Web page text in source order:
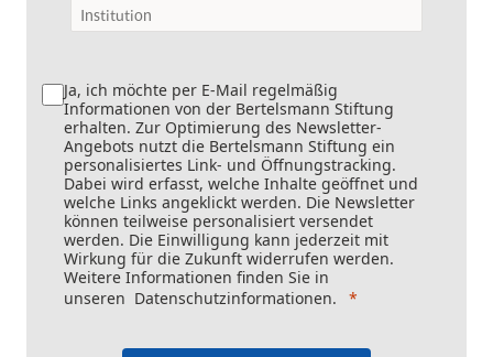
Ja, ich möchte per E-Mail regelmäßig
Informationen von der Bertelsmann Stiftung
erhalten. Zur Optimierung des Newsletter-
Angebots nutzt die Bertelsmann Stiftung ein
personalisiertes Link- und Öffnungstracking.
Dabei wird erfasst, welche Inhalte geöffnet und
welche Links angeklickt werden. Die Newsletter
können teilweise personalisiert versendet
werden. Die Einwilligung kann jederzeit mit
Wirkung für die Zukunft widerrufen werden.
Weitere Informationen finden Sie in
unseren Datenschutzinformationen.